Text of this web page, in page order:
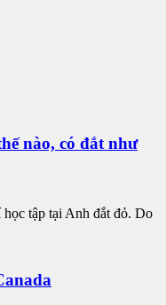
nào, có đắt như
tập tại Anh đắt đỏ. Do